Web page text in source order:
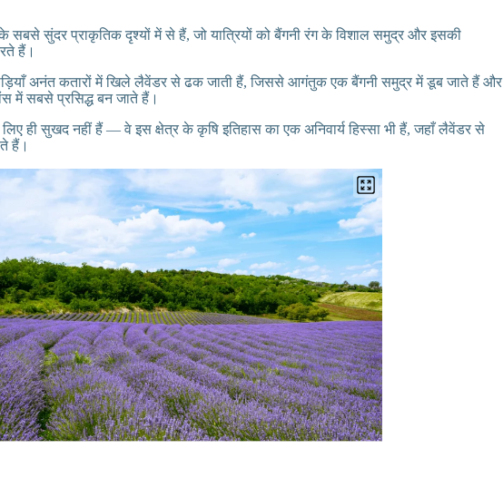
सुंदर प्राकृतिक दृश्यों में से हैं, जो यात्रियों को बैंगनी रंग के विशाल समुद्र और इसकी
हैं।
अनंत कतारों में खिले लैवेंडर से ढक जाती हैं, जिससे आगंतुक एक बैंगनी समुद्र में डूब जाते हैं और
में सबसे प्रसिद्ध बन जाते हैं।
ही सुखद नहीं हैं — वे इस क्षेत्र के कृषि इतिहास का एक अनिवार्य हिस्सा भी हैं, जहाँ लैवेंडर से
हैं।